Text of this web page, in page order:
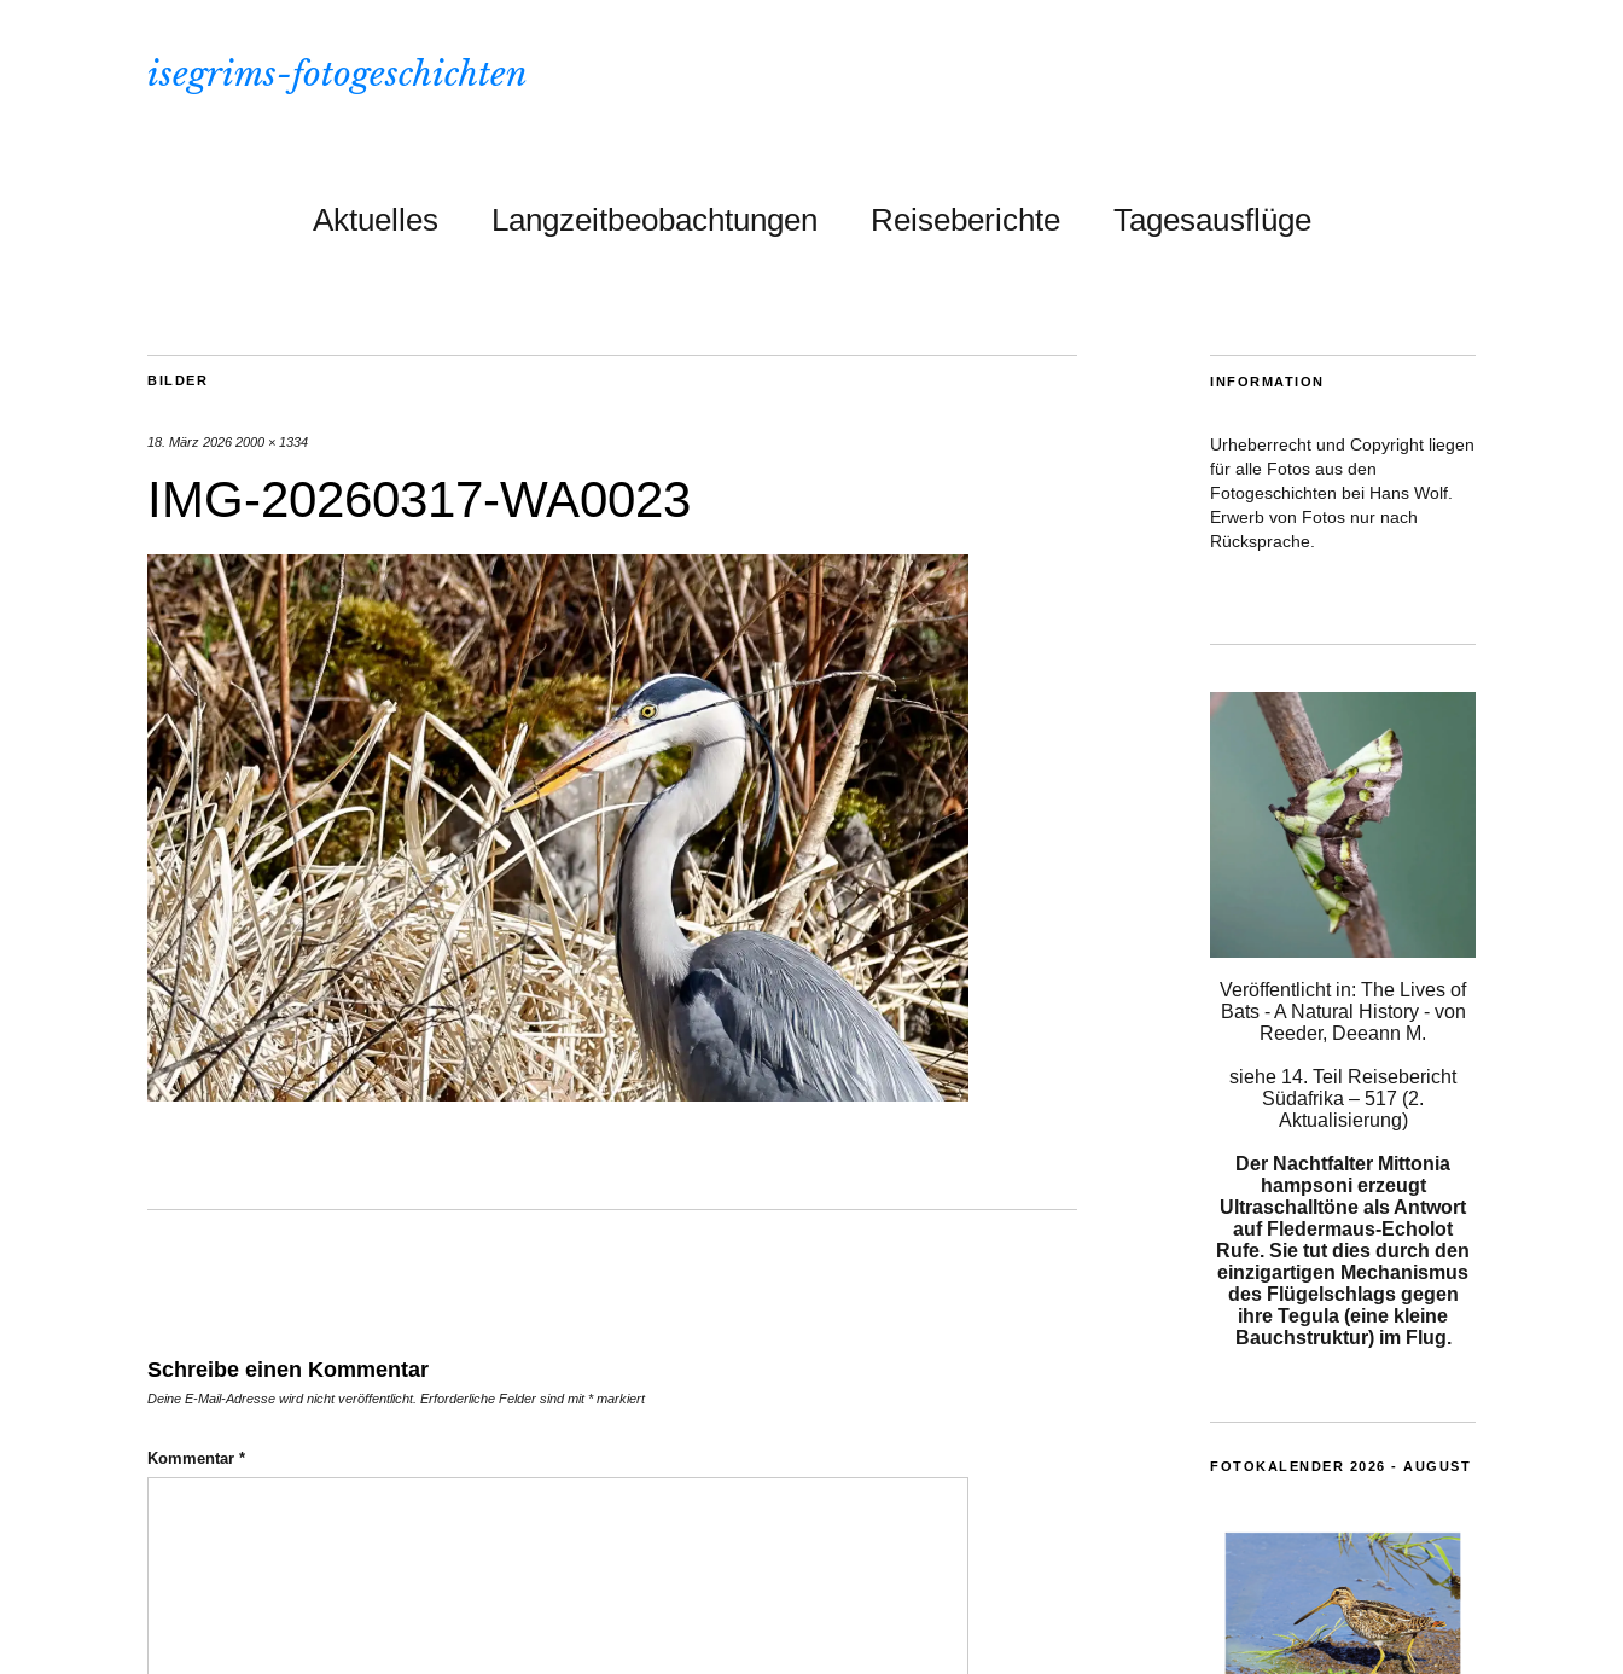
isegrims-fotogeschichten
Aktuelles Langzeitbeobachtungen Reiseberichte Tagesausflüge
BILDER
18. März 2026 2000 × 1334
IMG-20260317-WA0023
Schreibe einen Kommentar
Deine E-Mail-Adresse wird nicht veröffentlicht. Erforderliche Felder sind mit*markiert
Kommentar *
INFORMATION
Urheberrecht und Copyright liegen
für alle Fotos aus den
Fotogeschichten bei Hans Wolf.
Erwerb von Fotos nur nach
Rücksprache.
Veröffentlicht in: The Lives of
Bats - A Natural History - von
Reeder, Deeann M.
siehe 14. Teil Reisebericht
Südafrika – 517 (2.
Aktualisierung)
Der Nachtfalter Mittonia
hampsoni erzeugt
Ultraschalltöne als Antwort
auf Fledermaus-Echolot
Rufe. Sie tut dies durch den
einzigartigen Mechanismus
des Flügelschlags gegen
ihre Tegula (eine kleine
Bauchstruktur) im Flug.
FOTOKALENDER 2026 - AUGUST